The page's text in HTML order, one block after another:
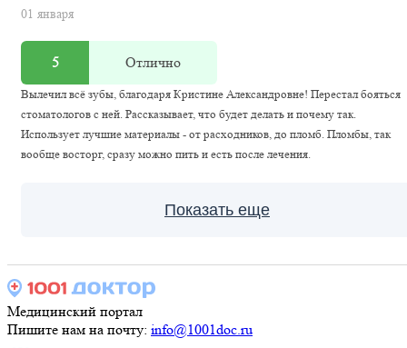
01 января
5 Отлично
Вылечил всё зубы, благодаря Кристине Александровне! Перестал бояться
стоматологов с ней. Рассказывает, что будет делать и почему так.
Использует лучшие материалы - от расходников, до пломб. Пломбы, так
вообще восторг, сразу можно пить и есть после лечения.
Показать еще
Медицинский портал
Пишите нам на почту: info@1001doc.ru